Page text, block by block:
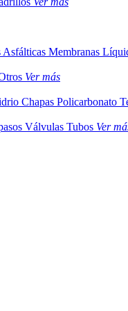
Asfálticas Membranas
Ver más
Chapas Policarbonato
Válvulas Tubos Ver